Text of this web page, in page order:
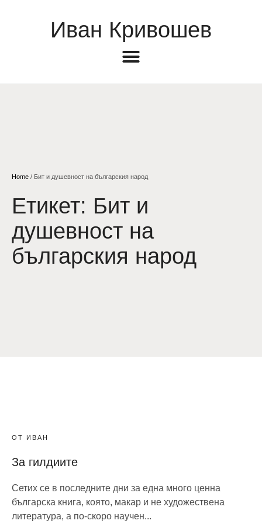
Иван Кривошев
Home / Бит и душевност на българския народ
Етикет: Бит и
душевност на
българския народ
ОТ ИВАН
За гилдиите
Сетих се в последните дни за една много ценна
българска книга, която, макар и не художествена
литература, а по-скоро научен...